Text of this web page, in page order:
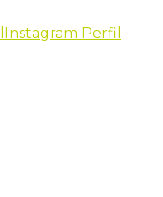
Instagram Perfil